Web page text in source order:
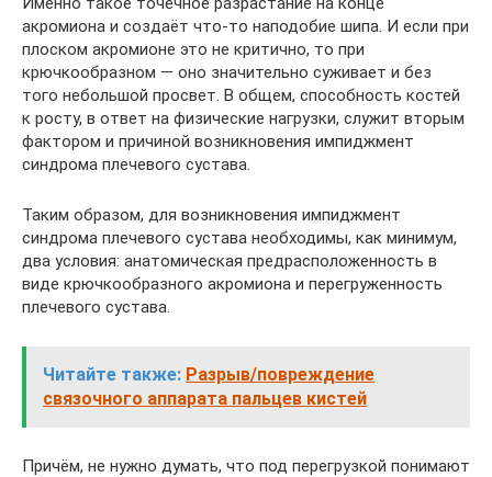
акромиона и создаёт что-то наподобие шипа. И если при
плоском акромионе это не критично, то при
крючкообразном — оно значительно суживает и без
того небольшой просвет. В общем, способность костей
к росту, в ответ на физические нагрузки, служит вторым
фактором и причиной возникновения импиджмент
синдрома плечевого сустава.
Таким образом, для возникновения импиджмент
синдрома плечевого сустава необходимы, как минимум,
два условия: анатомическая предрасположенность в
виде крючкообразного акромиона и перегруженность
плечевого сустава.
Читайте также: Разрыв/повреждение
связочного аппарата пальцев кистей
Причём, не нужно думать, что под перегрузкой понимают